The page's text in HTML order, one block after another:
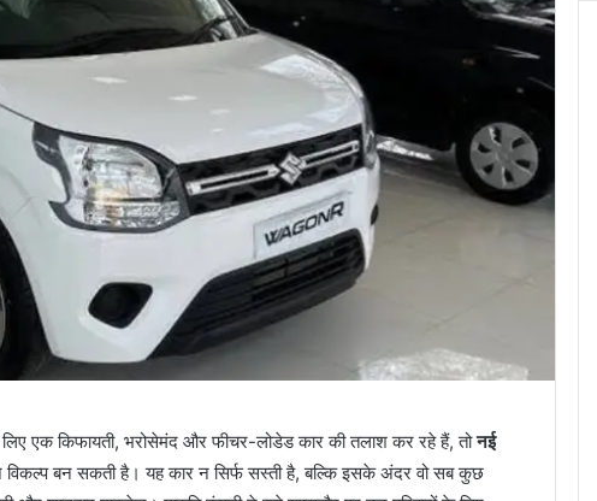
एक किफायती, भरोसेमंद और फीचर-लोडेड कार की तलाश कर रहे हैं, तोनई
बन सकती है। यह कार न सिर्फ सस्ती है, बल्कि इसके अंदर वो सब कुछ